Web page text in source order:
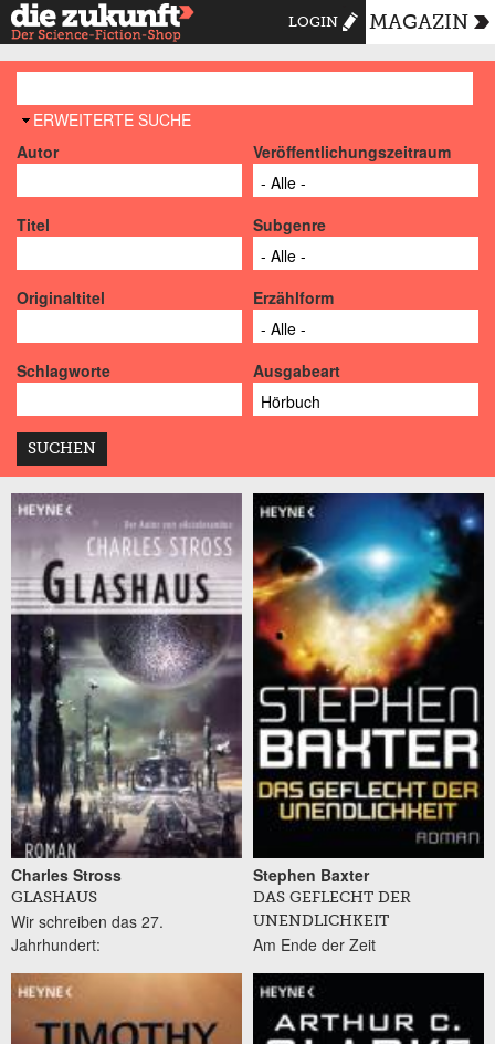
LOGIN MAGAZIN
AUSBLENDEN
ERWEITERTE SUCHE
Autor
Veröffentlichungszeitraum
Titel Subgenre
Originaltitel Erzählform
Schlagworte Ausgabeart
Charles Stross
GLASHAUS
Wir schreiben das 27.
Jahrhundert:
Stephen Baxter
DAS GEFLECHT DER
UNENDLICHKEIT
Am Ende der Zeit